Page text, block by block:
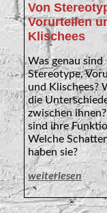
Von
Vorurteilen
Klischees
Was genau sind
Stereotype,
und Klischees?
die
zwischen
sind ihre
Welche
haben sie?
weiterlesen